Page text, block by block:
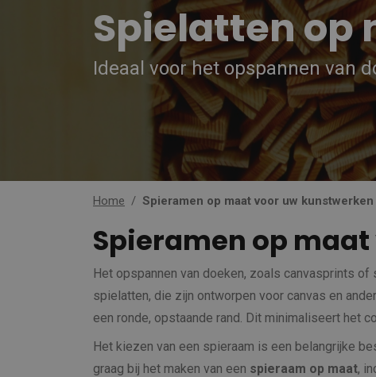
Spielatten op
Ideaal voor het opspannen van
Home Spieramen op maat voor uw kunstwerken
Spieramen op
Het opspannen van doeken, zoals canvasprints
spielatten, die zijn ontworpen voor canvas en
een ronde, opstaande rand. Dit minimaliseert het
Het kiezen van een spieraam is een belangrijke
graag bij het maken van een spieraam op maat,